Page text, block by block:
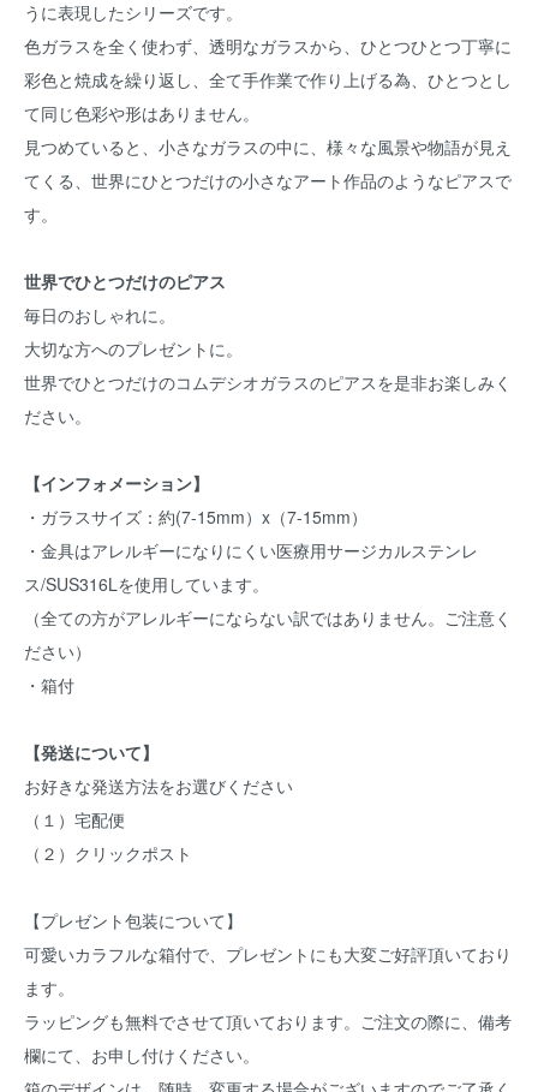
うに表現したシリーズです。
色ガラスを全く使わず、透明なガラスから、ひとつひとつ丁寧に
彩色と焼成を繰り返し、全て手作業で作り上げる為、ひとつとし
て同じ色彩や形はありません。
見つめていると、小さなガラスの中に、様々な風景や物語が見え
てくる、世界にひとつだけの小さなアート作品のようなピアスで
す。
世界でひとつだけのピアス
毎日のおしゃれに。
大切な方へのプレゼントに。
世界でひとつだけのコムデシオガラスのピアスを是非お楽しみく
ださい。
【インフォメーション】
・ガラスサイズ：約(7-15mm）x（7-15mm）
・金具はアレルギーになりにくい医療用サージカルステンレ
ス/SUS316Lを使用しています。
（全ての方がアレルギーにならない訳ではありません。ご注意く
ださい）
・箱付
【発送について】
お好きな発送方法をお選びください
（１）宅配便
（２）クリックポスト
【プレゼント包装について】
可愛いカラフルな箱付で、プレゼントにも大変ご好評頂いており
ます。
ラッピングも無料でさせて頂いております。ご注文の際に、備考
欄にて、お申し付けください。